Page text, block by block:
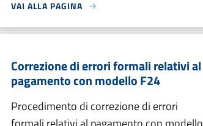
VAI ALLA PAGINA
Correzione di errori formali relativi al
pagamento con modello F24
Procedimento di correzione di errori